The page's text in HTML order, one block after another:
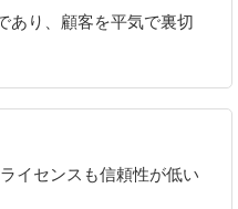
あり、顧客を平気で裏切
イセンスも信頼性が低い